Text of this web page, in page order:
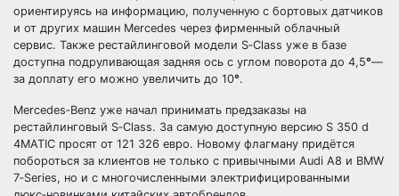
ориентируясь на информацию, полученную с бортовых датчиков
и от других машин Mercedes через фирменный облачный
сервис. Также рестайлинговой модели S‑Class уже в базе
доступна подруливающая задняя ось с углом поворота до 4,5°—
за доплату его можно увеличить до 10°.
Mercedes‑Benz уже начал принимать предзаказы на
рестайлинговый S‑Class. За самую доступную версию S 350 d
4MATIC просят от 121 326 евро. Новому флагману придётся
побороться за клиентов не только с привычными Audi A8 и BMW
7‑Series, но и с многочисленными электрифицированными